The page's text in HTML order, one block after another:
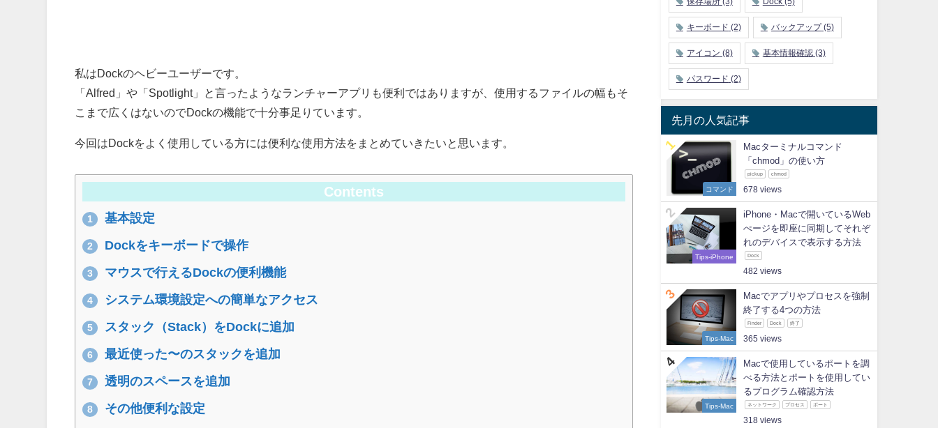
私はDockのヘビーユーザーです。
「Alfred」や「Spotlight」と言ったようなランチャーアプリも便利ではありますが、使用するファイルの幅もそ
こまで広くはないのでDockの機能で十分事足りています。
今回はDockをよく使用している方には便利な使用方法をまとめていきたいと思います。
Contents
1 基本設定
2 Dockをキーボードで操作
3 マウスで行えるDockの便利機能
4 システム環境設定への簡単なアクセス
5 スタック（Stack）をDockに追加
6 最近使った〜のスタックを追加
7 透明のスペースを追加
8 その他便利な設定
保存場所(3) Dock(5)
キーボード (2) バックアップ(5)
アイコン (8) 基本情報確認(3)
パスワード (2)
先月の人気記事
コマンド
Macターミナルコマンド
「chmod」の使い方
pickup chmod
678
Tips-iPhone
iPhone・Macで開いているWeb
ぺージを即座に同期してそれぞ
れのデバイスで表示する方法
Dock
482
Tips-Mac
Macでアプリやプロセスを強制
終了する4つの方法
Finder Dock 終了
365
Tips-Mac
Macで使用しているポートを調
べる方法とポートを使用してい
るプログラム確認方法
ネットワーク プロセス ポート
318